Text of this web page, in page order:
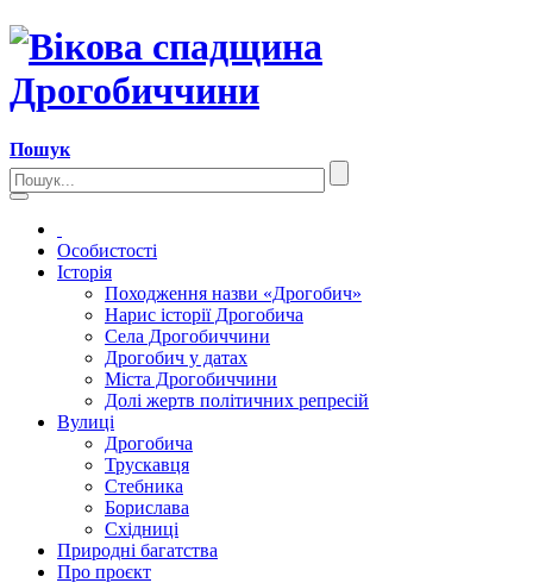
Пошук
Особистості
Історія
Походження назви «Дрогобич»
Нарис історії Дрогобича
Села Дрогобиччини
Дрогобич у датах
Міста Дрогобиччини
Долі жертв політичних репресій
Вулиці
Дрогобича
Трускавця
Стебника
Борислава
Східниці
Природні багатства
Про проєкт